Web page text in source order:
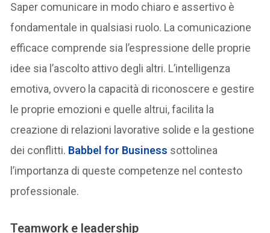
Saper comunicare in modo chiaro e assertivo è
fondamentale in qualsiasi ruolo. La comunicazione
efficace comprende sia l’espressione delle proprie
idee sia l’ascolto attivo degli altri. L’intelligenza
emotiva, ovvero la capacità di riconoscere e gestire
le proprie emozioni e quelle altrui, facilita la
creazione di relazioni lavorative solide e la gestione
dei conflitti. Babbel for Business sottolinea
l’importanza di queste competenze nel contesto
professionale.
Teamwork e leadership